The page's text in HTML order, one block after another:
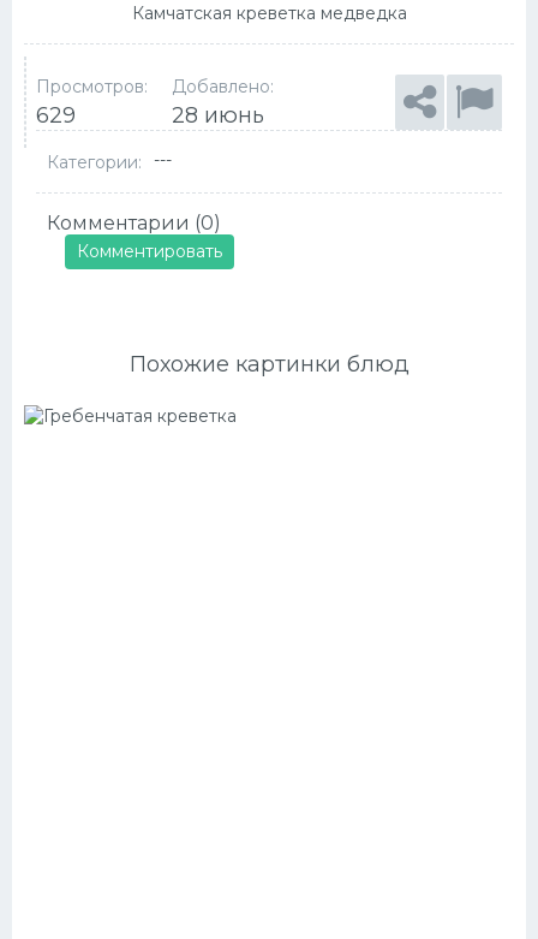
Камчатская креветка медведка
Просмотров:
629
Добавлено:
28 июнь
Категории: ---
Комментарии (0)
Комментировать
Похожие картинки блюд